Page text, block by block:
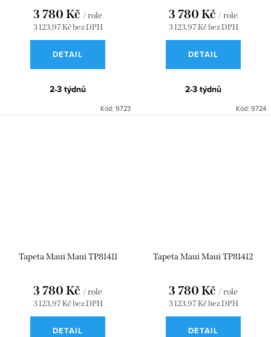
3 123,97 Kč bez DPH
3 780 Kč / role
DETAIL
2-3 týdnů
Kód: 9723
3 123,97 Kč bez DPH
3 780 Kč / role
DETAIL
2-3 týdnů
Kód: 9724
Tapeta Maui Maui TP81411
3 123,97 Kč bez DPH
3 780 Kč / role
DETAIL
Tapeta Maui Maui TP81412
3 123,97 Kč bez DPH
3 780 Kč / role
DETAIL